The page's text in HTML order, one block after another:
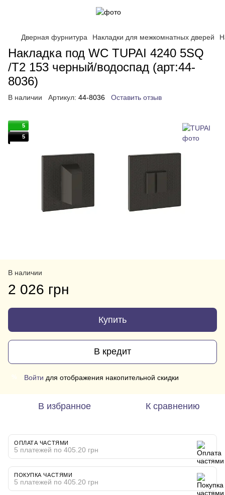
Дверная фурнитура Накладки для межкомнатных дверей
Накладка под WC TUPAI 4240 5SQ
/T2 153 черный/водоспад (арт:44-
8036)
В наличии Артикул: 44-8036 Оставить отзыв
5
5
В наличии
2 026 грн
Купить
В кредит
Войти для отображения накопительной скидки
В избранное К сравнению
ОПЛАТА ЧАСТЯМИ
5 платежей по 405.20 грн
ПОКУПКА ЧАСТЯМИ
5 платежей по 405.20 грн